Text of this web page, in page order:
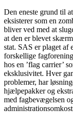
Den eneste grund til
eksisterer som en
bliver ved med at
at den er blevet
stat. SAS er plaget af
forskellige
hos en ’flag carrier’
eksklusivitet. Hver
problemer, har
hjælpepakker og
med fagbevægelsen